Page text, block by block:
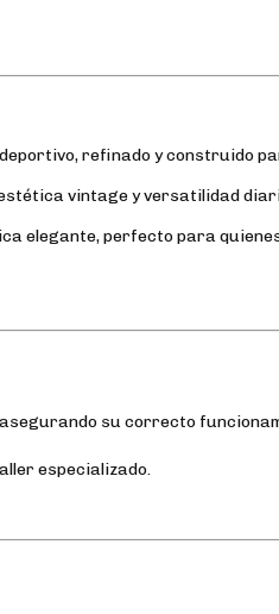
refinado y construido
vintage y versatilidad
elegante, perfecto para
su correcto
especializado.